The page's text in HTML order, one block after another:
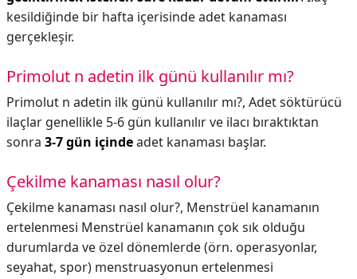
kesildiğinde bir hafta içerisinde adet kanaması
gerçekleşir.
Primolut n adetin ilk günü kullanılır mı?
Primolut n adetin ilk günü kullanılır mı?, Adet söktürücü
ilaçlar genellikle 5-6 gün kullanılır ve ilacı bıraktıktan
sonra 3-7 gün içindeadet kanaması başlar.
Çekilme kanaması nasıl olur?
Çekilme kanaması nasıl olur?, Menstrüel kanamanın
ertelenmesi Menstrüel kanamanın çok sık olduğu
durumlarda ve özel dönemlerde (örn. operasyonlar,
seyahat, spor) menstruasyonun ertelenmesi